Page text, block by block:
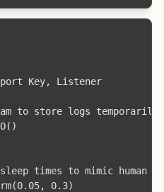
Key, Listener
to store logs temporarily
times to mimic human
0.3)